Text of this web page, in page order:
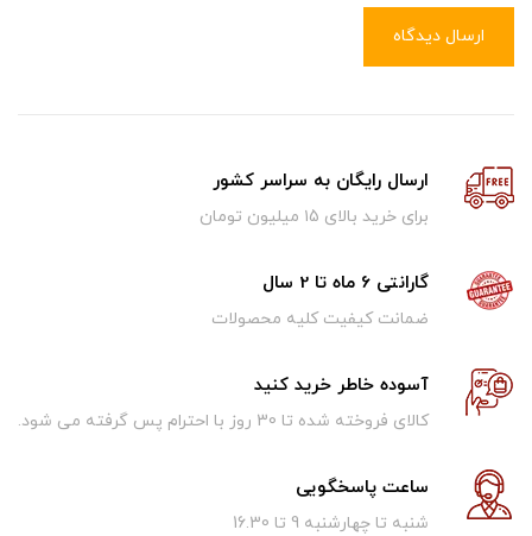
ارسال دیدگاه
ارسال رایگان به سراسر کشور
برای خرید بالای ۱5 میلیون تومان
گارانتی 6 ماه تا 2 سال
ضمانت کیفیت کلیه محصولات
آسوده خاطر خرید کنید
کالای فروخته شده تا 30 روز با احترام پس گرفته می شود.
ساعت پاسخگویی
شنبه تا چهارشنبه 9 تا 16.30